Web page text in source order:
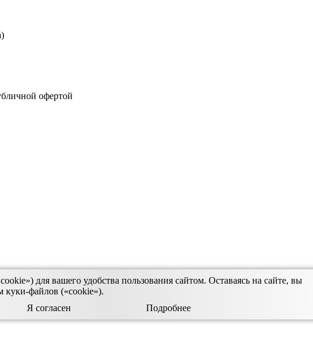
офертой
для вашего удобства пользования сайтом. Оставаясь на сайте, вы
куки-файлов («cookie»).
Я согласен
Подробнее